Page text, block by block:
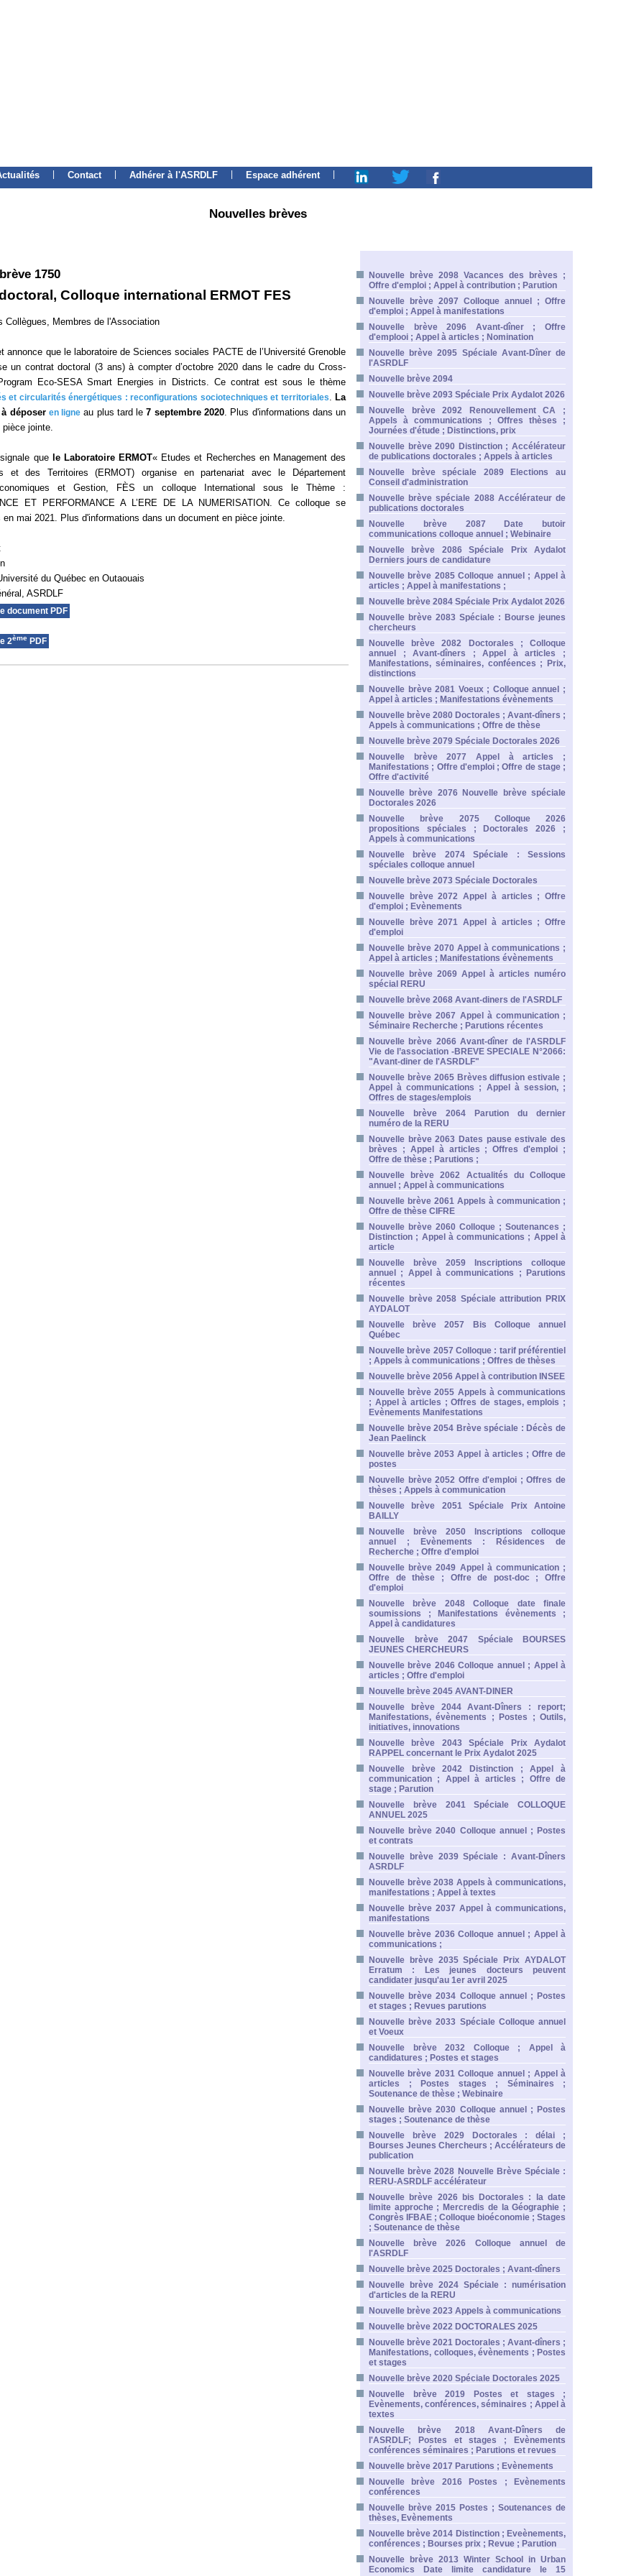
Contact Adhérer à l'ASRDLF Espace adhérent
Nouvelles brèves
1750
Colloque international ERMOT FES
Collègues, Membres de l'Association
annonce que le laboratoire de Sciences sociales PACTE de l’Université Grenoble
un contrat doctoral (3 ans) à compter d’octobre 2020 dans le cadre du Cross-
Eco-SESA Smart Energies in Districts. Ce contrat est sous le thème
et circularités énergétiques : reconfigurations sociotechniques et territoriales. La
déposer en ligne au plus tard le7 septembre 2020. Plus d'informations dans un
jointe.
que le Laboratoire ERMOT« Etudes et Recherches en Management des
et des Territoires (ERMOT) organise en partenariat avec le Département
et Gestion, FÈS un colloque International sous le Thème :
ET PERFORMANCE A L’ERE DE LA NUMERISATION. Ce colloque se
en mai 2021. Plus d'informations dans un document en pièce jointe.
du Québec en Outaouais
ASRDLF
document PDF
2ème PDF
Nouvelle brève 2098 Vacances des brèves ;
Offre d'emploi ; Appel à contribution ; Parution
Nouvelle brève 2097 Colloque annuel ; Offre
d'emploi ; Appel à manifestations
Nouvelle brève 2096 Avant-dîner ; Offre
d'emplooi ; Appel à articles ; Nomination
Nouvelle brève 2095 Spéciale Avant-Dîner de
l'ASRDLF
Nouvelle brève 2094
Nouvelle brève 2093 Spéciale Prix Aydalot 2026
Nouvelle brève 2092 Renouvellement CA ;
Appels à communications ; Offres thèses ;
Journées d'étude ; Distinctions, prix
Nouvelle brève 2090 Distinction ; Accélérateur
de publications doctorales ; Appels à articles
Nouvelle brève spéciale 2089 Elections au
Conseil d'administration
Nouvelle brève spéciale 2088 Accélérateur de
publications doctorales
Nouvelle brève 2087 Date butoir
communications colloque annuel ; Webinaire
Nouvelle brève 2086 Spéciale Prix Aydalot
Derniers jours de candidature
Nouvelle brève 2085 Colloque annuel ; Appel à
articles ; Appel à manifestations ;
Nouvelle brève 2084 Spéciale Prix Aydalot 2026
Nouvelle brève 2083 Spéciale : Bourse jeunes
chercheurs
Nouvelle brève 2082 Doctorales ; Colloque
annuel ; Avant-dîners ; Appel à articles ;
Manifestations, séminaires, conféences ; Prix,
distinctions
Nouvelle brève 2081 Voeux ; Colloque annuel ;
Appel à articles ; Manifestations évènements
Nouvelle brève 2080 Doctorales ; Avant-dîners ;
Appels à communications ; Offre de thèse
Nouvelle brève 2079 Spéciale Doctorales 2026
Nouvelle brève 2077 Appel à articles ;
Manifestations ; Offre d'emploi ; Offre de stage ;
Offre d'activité
Nouvelle brève 2076 Nouvelle brève spéciale
Doctorales 2026
Nouvelle brève 2075 Colloque 2026
propositions spéciales ; Doctorales 2026 ;
Appels à communications
Nouvelle brève 2074 Spéciale : Sessions
spéciales colloque annuel
Nouvelle brève 2073 Spéciale Doctorales
Nouvelle brève 2072 Appel à articles ; Offre
d'emploi ; Evènements
Nouvelle brève 2071 Appel à articles ; Offre
d'emploi
Nouvelle brève 2070 Appel à communications ;
Appel à articles ; Manifestations évènements
Nouvelle brève 2069 Appel à articles numéro
spécial RERU
Nouvelle brève 2068 Avant-diners de l'ASRDLF
Nouvelle brève 2067 Appel à communication ;
Séminaire Recherche ; Parutions récentes
Nouvelle brève 2066 Avant-dîner de l'ASRDLF
Vie de l’association -BREVE SPECIALE N°2066:
"Avant-diner de l'ASRDLF"
Nouvelle brève 2065 Brèves diffusion estivale ;
Appel à communications ; Appel à session, ;
Offres de stages/emplois
Nouvelle brève 2064 Parution du dernier
numéro de la RERU
Nouvelle brève 2063 Dates pause estivale des
brèves ; Appel à articles ; Offres d'emploi ;
Offre de thèse ; Parutions ;
Nouvelle brève 2062 Actualités du Colloque
annuel ; Appel à communications
Nouvelle brève 2061 Appels à communication ;
Offre de thèse CIFRE
Nouvelle brève 2060 Colloque ; Soutenances ;
Distinction ; Appel à communications ; Appel à
article
Nouvelle brève 2059 Inscriptions colloque
annuel ; Appel à communications ; Parutions
récentes
Nouvelle brève 2058 Spéciale attribution PRIX
AYDALOT
Nouvelle brève 2057 Bis Colloque annuel
Québec
Nouvelle brève 2057 Colloque : tarif préférentiel
; Appels à communications ; Offres de thèses
Nouvelle brève 2056 Appel à contribution INSEE
Nouvelle brève 2055 Appels à communications
; Appel à articles ; Offres de stages, emplois ;
Evènements Manifestations
Nouvelle brève 2054 Brève spéciale : Décès de
Jean Paelinck
Nouvelle brève 2053 Appel à articles ; Offre de
postes
Nouvelle brève 2052 Offre d'emploi ; Offres de
thèses ; Appels à communication
Nouvelle brève 2051 Spéciale Prix Antoine
BAILLY
Nouvelle brève 2050 Inscriptions colloque
annuel ; Evènements : Résidences de
Recherche ; Offre d'emploi
Nouvelle brève 2049 Appel à communication ;
Offre de thèse ; Offre de post-doc ; Offre
d'emploi
Nouvelle brève 2048 Colloque date finale
soumissions ; Manifestations évènements ;
Appel à candidatures
Nouvelle brève 2047 Spéciale BOURSES
JEUNES CHERCHEURS
Nouvelle brève 2046 Colloque annuel ; Appel à
articles ; Offre d'emploi
Nouvelle brève 2045 AVANT-DINER
Nouvelle brève 2044 Avant-Dîners : report;
Manifestations, évènements ; Postes ; Outils,
initiatives, innovations
Nouvelle brève 2043 Spéciale Prix Aydalot
RAPPEL concernant le Prix Aydalot 2025
Nouvelle brève 2042 Distinction ; Appel à
communication ; Appel à articles ; Offre de
stage ; Parution
Nouvelle brève 2041 Spéciale COLLOQUE
ANNUEL 2025
Nouvelle brève 2040 Colloque annuel ; Postes
et contrats
Nouvelle brève 2039 Spéciale : Avant-Dîners
ASRDLF
Nouvelle brève 2038 Appels à communications,
manifestations ; Appel à textes
Nouvelle brève 2037 Appel à communications,
manifestations
Nouvelle brève 2036 Colloque annuel ; Appel à
communications ;
Nouvelle brève 2035 Spéciale Prix AYDALOT
Erratum : Les jeunes docteurs peuvent
candidater jusqu'au 1er avril 2025
Nouvelle brève 2034 Colloque annuel ; Postes
et stages ; Revues parutions
Nouvelle brève 2033 Spéciale Colloque annuel
et Voeux
Nouvelle brève 2032 Colloque ; Appel à
candidatures ; Postes et stages
Nouvelle brève 2031 Colloque annuel ; Appel à
articles ; Postes stages ; Séminaires ;
Soutenance de thèse ; Webinaire
Nouvelle brève 2030 Colloque annuel ; Postes
stages ; Soutenance de thèse
Nouvelle brève 2029 Doctorales : délai ;
Bourses Jeunes Chercheurs ; Accélérateurs de
publication
Nouvelle brève 2028 Nouvelle Brève Spéciale :
RERU-ASRDLF accélérateur
Nouvelle brève 2026 bis Doctorales : la date
limite approche ; Mercredis de la Géographie ;
Congrès IFBAE ; Colloque bioéconomie ; Stages
; Soutenance de thèse
Nouvelle brève 2026 Colloque annuel de
l'ASRDLF
Nouvelle brève 2025 Doctorales ; Avant-dîners
Nouvelle brève 2024 Spéciale : numérisation
d'articles de la RERU
Nouvelle brève 2023 Appels à communications
Nouvelle brève 2022 DOCTORALES 2025
Nouvelle brève 2021 Doctorales ; Avant-dîners ;
Manifestations, colloques, évènements ; Postes
et stages
Nouvelle brève 2020 Spéciale Doctorales 2025
Nouvelle brève 2019 Postes et stages ;
Evènements, conférences, séminaires ; Appel à
textes
Nouvelle brève 2018 Avant-Dîners de
l'ASRDLF; Postes et stages ; Evènements
conférences séminaires ; Parutions et revues
Nouvelle brève 2017 Parutions ; Evènements
Nouvelle brève 2016 Postes ; Evènements
conférences
Nouvelle brève 2015 Postes ; Soutenances de
thèses, Evènements
Nouvelle brève 2014 Distinction ; Eveènements,
conférences ; Bourses prix ; Revue ; Parution
Nouvelle brève 2013 Winter School in Urban
Economics Date limite candidature le 15